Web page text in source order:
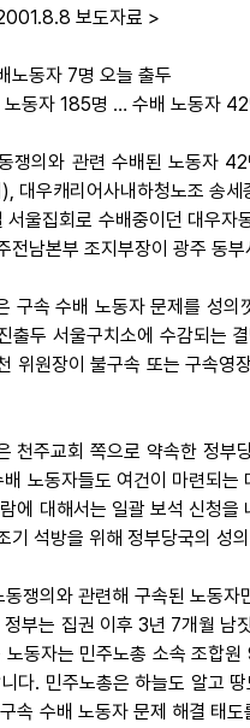
보도자료 >
노동자 7명 오늘 출두
노동자 185명 … 수배 노동자 42
쟁의와 관련 수배된 노동자
대우캐리어사내하청노조 송
서울집회로 수배중이던 대우
전남본부 조지부장이 광주 동
구속 수배 노동자 문제를 성
출두 서울구치소에 수감되는
위원장이 불구속 또는 구속영
천주교회 쪽으로 약속한 정부
배 노동자들도 여건이 마련되
에 대해서는 일괄 보석 신청
기 석방을 위해 정부당국의 성
쟁의와 관련해 구속된 노동
정부는 집권 이후 3년 7개월 남
노동자는 민주노총 소속 조합
다. 민주노총은 하늘도 알고
속 수배 노동자 문제 해결 태